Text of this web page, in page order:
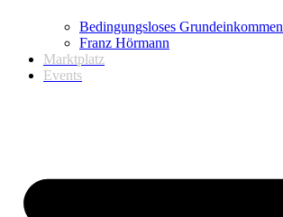
Bedingungsloses Grundeinkommen
Franz Hörmann
Marktplatz
Events